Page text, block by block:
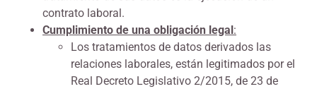
contrato laboral.
Cumplimiento de una obligación legal :
Los tratamientos de datos derivados las
relaciones laborales, están legitimados por el
Real Decreto Legislativo 2/2015, de 23 de